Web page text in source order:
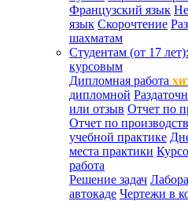
Французский язык
язык Скорочтение
шахматам
Студентам (от 17
курсовым
Дипломная работа
дипломной
или отзыв Отчет по
Отчет по
учебной практике
места практики
работа
Решение задач
автокаде Чертежи в